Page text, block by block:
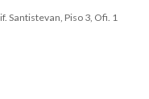
Santistevan, Piso 3, Ofi. 1